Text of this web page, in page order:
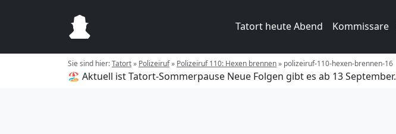
Tatort heute Abend Kommissare
Sie sind hier:Tatort» Polizeiruf» Polizeiruf 110: Hexen brennen» polizeiruf-110-hexen-brennen-16
🏖️ Aktuell ist Tatort-Sommerpause Neue Folgen gibt es ab 13 September.